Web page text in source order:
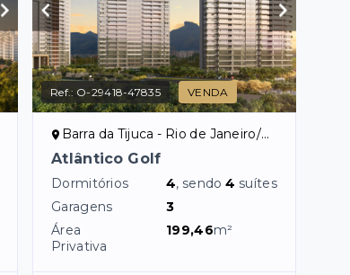
Ref.: O-29418-47835 VENDA
Barra da Tijuca - Rio de Janeiro/RJ
Atlântico Golf
Dormitórios 4, sendo4 suítes
Garagens
3
Área
Privativa
199,46m²